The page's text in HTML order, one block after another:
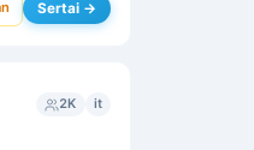
Sertai →
2K it